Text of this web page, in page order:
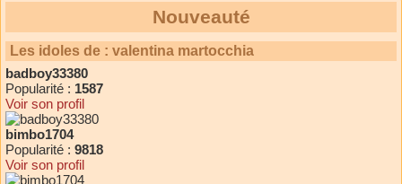
Nouveauté
Les idoles de : valentina martocchia
badboy33380
Popularité : 1587
Voir son profil
bimbo1704
Popularité : 9818
Voir son profil